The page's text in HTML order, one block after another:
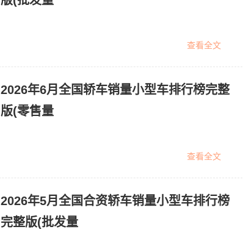
查看全文
2026年6月全国轿车销量小型车排行榜完整
版(零售量
查看全文
2026年5月全国合资轿车销量小型车排行榜
完整版(批发量